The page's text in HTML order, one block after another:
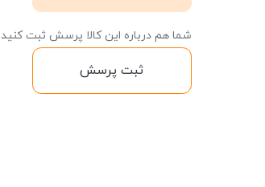
شما هم درباره این کالا پرسش ثبت کنید
ثبت پرسش